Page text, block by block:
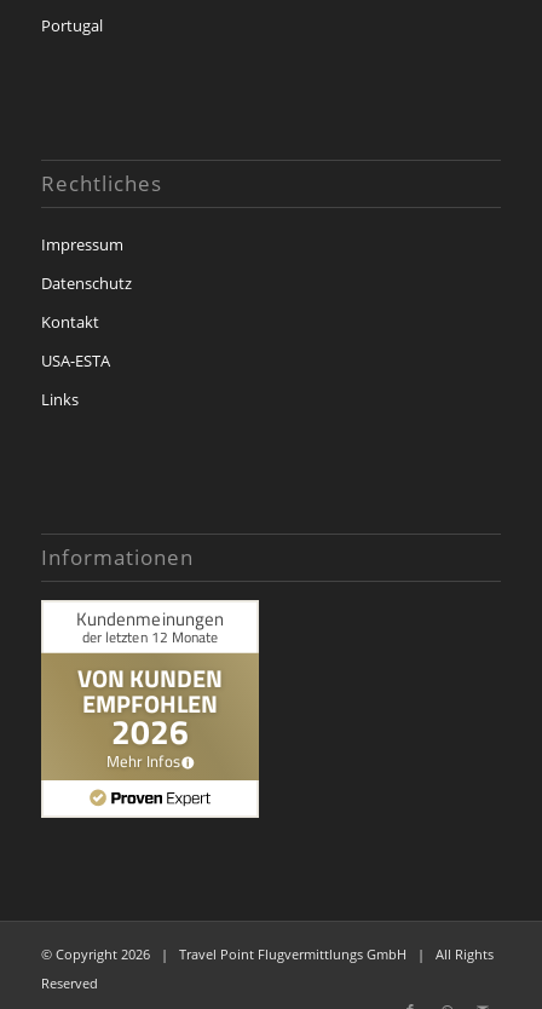
Portugal
Rechtliches
Impressum
Datenschutz
Kontakt
USA-ESTA
Links
Informationen
© Copyright 2026 | Travel Point Flugvermittlungs GmbH | All Rights
Reserved